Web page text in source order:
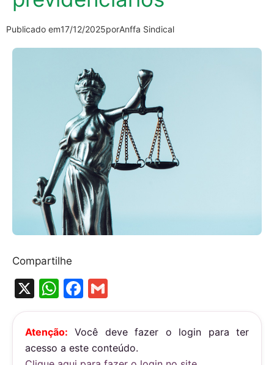
Publicado em17/12/2025porAnffa Sindical
Compartilhe
X
W
h
at
s
F
a
c
e
m
ai
l
Atenção: Você deve fazer o login para ter
acesso a este conteúdo.